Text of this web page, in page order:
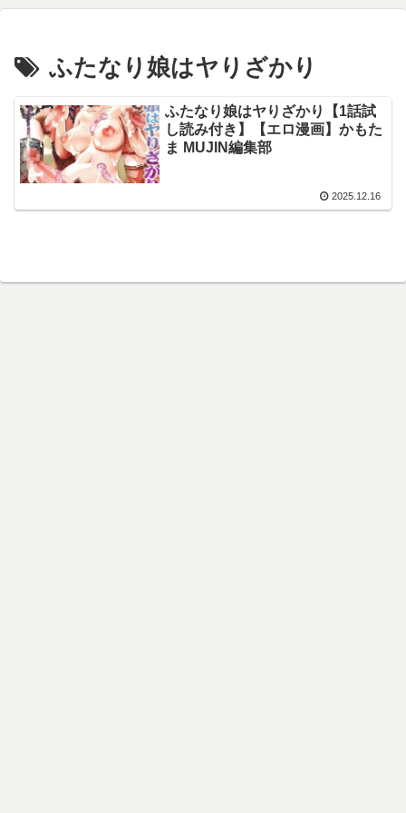
ふたなり娘はヤりざかり
ふたなり娘はヤりざかり【1話試
し読み付き】【エロ漫画】かもた
ま MUJIN編集部
2025.12.16